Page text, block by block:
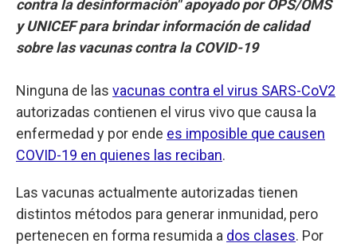
contra la desinformación" apoyado por OPS/OMS
y UNICEF para brindar información de calidad
sobre las vacunas contra la COVID-19
Ninguna de las vacunas contra el virus SARS-CoV2
autorizadas contienen el virus vivo que causa la
enfermedad y por ende es imposible que causen
COVID-19 en quienes las reciban.
Las vacunas actualmente autorizadas tienen
distintos métodos para generar inmunidad, pero
pertenecen en forma resumida a dos clases. Por